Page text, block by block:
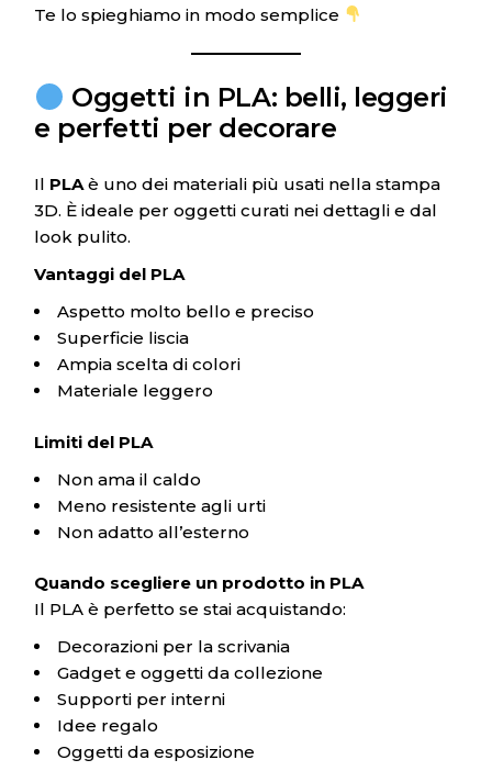
Te lo spieghiamo in modo semplice
Oggetti in PLA: belli, leggeri
e perfetti per decorare
Il PLAè uno dei materiali più usati nella stampa
3D. È ideale per oggetti curati nei dettagli e dal
look pulito.
Vantaggi del PLA
Aspetto molto bello e preciso
Superficie liscia
Ampia scelta di colori
Materiale leggero
Limiti del PLA
Non ama il caldo
Meno resistente agli urti
Non adatto all’esterno
Quando scegliere un prodotto in PLA
Il PLA è perfetto se stai acquistando:
Decorazioni per la scrivania
Gadget e oggetti da collezione
Supporti per interni
Idee regalo
Oggetti da esposizione